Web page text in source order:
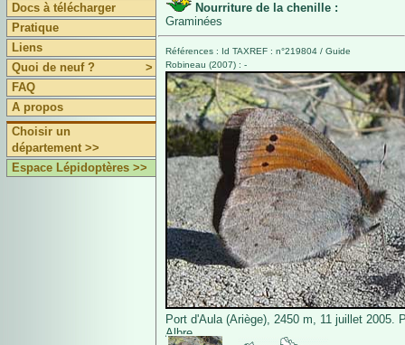
Docs à télécharger
Pratique
Liens
Quoi de neuf ?
>
FAQ
A propos
Choisir un
département >>
Espace Lépidoptères >>
Nourriture de la chenille :
Graminées
Références : Id TAXREF : n°219804 / Guide
Robineau (2007) : -
Port d'Aula (Ariège), 2450 m, 11 juillet 2005.
Albre.